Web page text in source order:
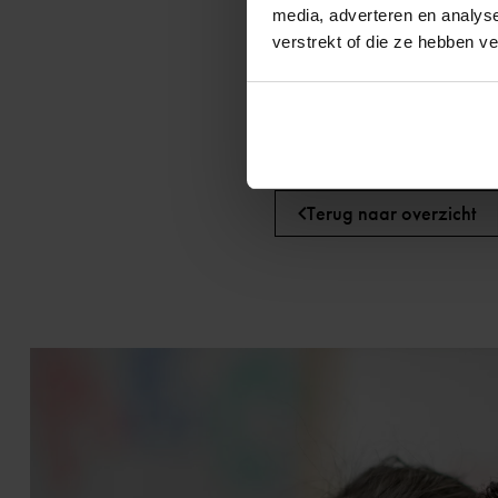
media, adverteren en
verstrekt of die ze hebben
De schoolbesturen zijn
verantwoordelijk voor
geboortedata van haar
Terug naar overzicht